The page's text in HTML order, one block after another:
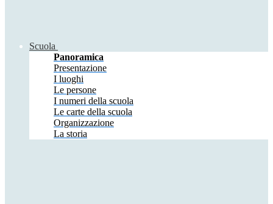
Scuola
Panoramica
Presentazione
I luoghi
Le persone
I numeri della scuola
Le carte della scuola
Organizzazione
La storia